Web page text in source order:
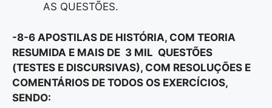
AS QUESTÕES.
-8-6 APOSTILAS DE HISTÓRIA, COM TEORIA
RESUMIDA E MAIS DE 3 MIL QUESTÕES
(TESTES E DISCURSIVAS), COM RESOLUÇÕES E
COMENTÁRIOS DE TODOS OS EXERCÍCIOS,
SENDO: